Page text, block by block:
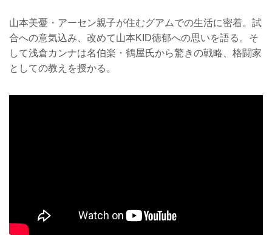
山本美憂・アーセン親子が住むグアムでの生活に密着。試
合への意気込み、改めて山本KID徳郁への思いを語る。そ
して浅倉カンナは名伯楽・鶴屋氏から驚きの戦略、格闘家
としての教えを授かる。